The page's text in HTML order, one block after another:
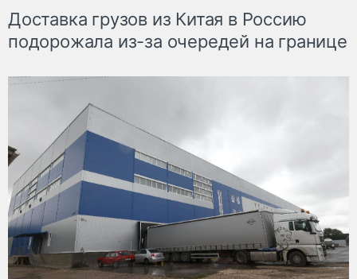
Доставка грузов из Китая в Россию
подорожала из-за очередей на границе